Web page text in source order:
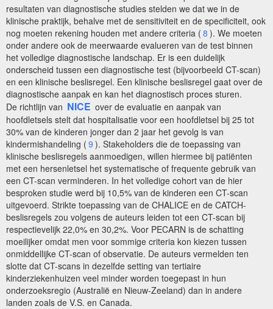
resultaten van diagnostische studies stelden we dat we in de
klinische praktijk, behalve met de sensitiviteit en de specificiteit, ook
nog moeten rekening houden met andere criteria ( 8 ). We moeten
onder andere ook de meerwaarde evalueren van de test binnen
het volledige diagnostische landschap. Er is een duidelijk
onderscheid tussen een diagnostische test (bijvoorbeeld CT-scan)
en een klinische beslisregel. Een klinische beslisregel gaat over de
diagnostische aanpak en kan het diagnostisch proces sturen.
De richtlijn van NICE over de evaluatie en aanpak van
hoofdletsels stelt dat hospitalisatie voor een hoofdletsel bij 25 tot
30% van de kinderen jonger dan 2 jaar het gevolg is van
kindermishandeling ( 9 ). Stakeholders die de toepassing van
klinische beslisregels aanmoedigen, willen hiermee bij patiënten
met een hersenletsel het systematische of frequente gebruik van
een CT-scan verminderen. In het volledige cohort van de hier
besproken studie werd bij 10,5% van de kinderen een CT-scan
uitgevoerd. Strikte toepassing van de CHALICE en de CATCH-
beslisregels zou volgens de auteurs leiden tot een CT-scan bij
respectievelijk 22,0% en 30,2%. Voor PECARN is de schatting
moeilijker omdat men voor sommige criteria kon kiezen tussen
onmiddellijke CT-scan of observatie. De auteurs vermelden ten
slotte dat CT-scans in dezelfde setting van tertiaire
kinderziekenhuizen veel minder worden toegepast in hun
onderzoeksregio (Australië en Nieuw-Zeeland) dan in andere
landen zoals de V.S. en Canada.